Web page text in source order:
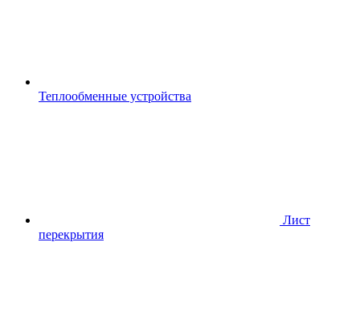
Теплообменные устройства
Лист
перекрытия